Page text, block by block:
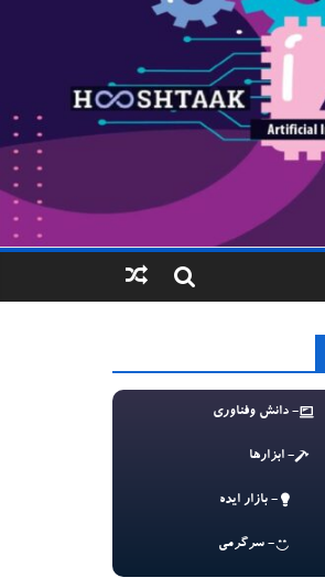
- دانش وفناوری
- ابزارها
- بازار ایده
- سرگرمی